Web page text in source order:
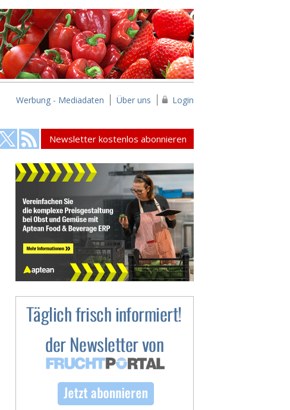
Werbung - Mediadaten Über uns Login
Newsletter kostenlos abonnieren